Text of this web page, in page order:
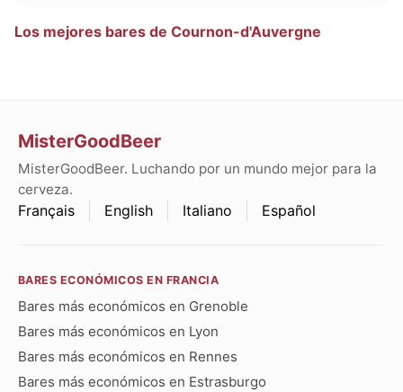
Los mejores bares de Cournon-d'Auvergne
MisterGoodBeer
MisterGoodBeer. Luchando por un mundo mejor para la
cerveza.
Français English Italiano Español
BARES ECONÓMICOS EN FRANCIA
Bares más económicos en Grenoble
Bares más económicos en Lyon
Bares más económicos en Rennes
Bares más económicos en Estrasburgo